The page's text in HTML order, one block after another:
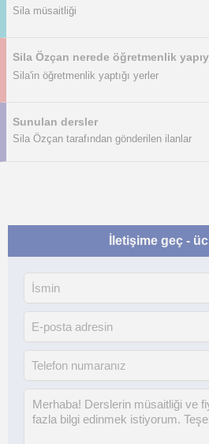
Sila müsaitliği
Sila Özçan nerede öğretmenlik
Sila'in öğretmenlik yaptığı yerler
Sunulan dersler
Sila Özçan tarafından gönderilen ilanlar
İletişime geç -